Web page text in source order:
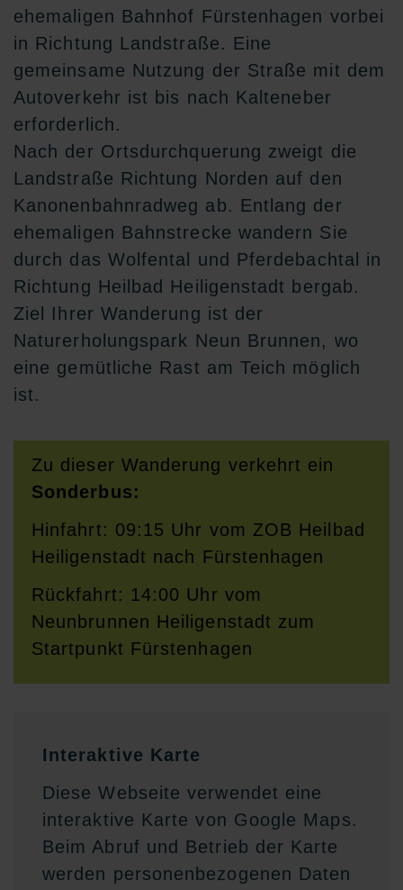
ehemaligen Bahnhof Fürstenhagen vorbei
in Richtung Landstraße. Eine
gemeinsame Nutzung der Straße mit dem
Autoverkehr ist bis nach Kalteneber
erforderlich.
Nach der Ortsdurchquerung zweigt die
Landstraße Richtung Norden auf den
Kanonenbahnradweg ab. Entlang der
ehemaligen Bahnstrecke wandern Sie
durch das Wolfental und Pferdebachtal in
Richtung Heilbad Heiligenstadt bergab.
Ziel Ihrer Wanderung ist der
Naturerholungspark Neun Brunnen, wo
eine gemütliche Rast am Teich möglich
ist.
Zu dieser Wanderung verkehrt ein
Sonderbus:
Hinfahrt: 09:15 Uhr vom ZOB Heilbad
Heiligenstadt nach Fürstenhagen
Rückfahrt: 14:00 Uhr vom
Neunbrunnen Heiligenstadt zum
Startpunkt Fürstenhagen
Interaktive Karte
Diese Webseite verwendet eine
interaktive Karte von Google Maps.
Beim Abruf und Betrieb der Karte
werden personenbezogenen Daten